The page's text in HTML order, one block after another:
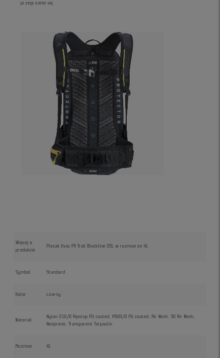
przegrzanie się.
Więcej o
produkcie
Plecak Evoc FR Trail Blackline 20L w rozmiarze XL
Symbol Standard
Kolor czarny
Materiał
Nylon 210/D Ripstop PU coated, P600/D PU coated, Air Mesh, 3D Air Mesh,
Neoprene, Transparent Tarpaulin
Rozmiar XL